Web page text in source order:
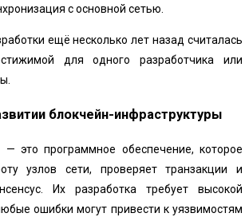
с основной сетью.
ещё несколько лет назад считалась
для одного разработчика или
блокчейн-инфраструктуры
это программное обеспечение, которое
узлов сети, проверяет транзакции и
Их разработка требует высокой
ошибки могут привести к уязвимостям